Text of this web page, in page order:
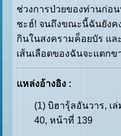
ช่วงการป่วยของท่านก่อน
ชะฮ์! จนถึงขณะนี้ฉันยังค
กินในสงครามค็อยบัร แล
เส้นเลือดของฉันจะแตก
แหล่งอ้างอิง :
(1) บิฮารุ้ลอันวาร, เ
40, หน้าที่ 139